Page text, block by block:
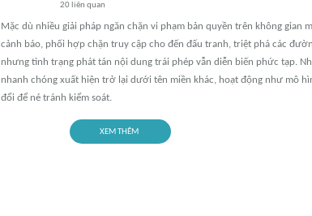
20liên quan
Mặc dù nhiều giải pháp ngăn chặn vi phạm bản quyền trên không gian
cảnh báo, phối hợp chặn truy cập cho đến đấu tranh, triệt phá các
nhưng tình trạng phát tán nội dung trái phép vẫn diễn biến phức tạp.
nhanh chóng xuất hiện trở lại dưới tên miền khác, hoạt động như mô
đổi để né tránh kiểm soát.
XEM THÊM